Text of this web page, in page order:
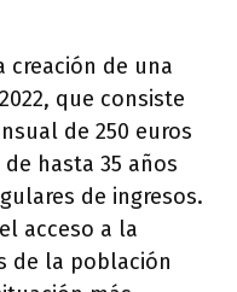
creación de una
que consiste
de 250 euros
hasta 35 años
de ingresos.
acceso a la
de la población